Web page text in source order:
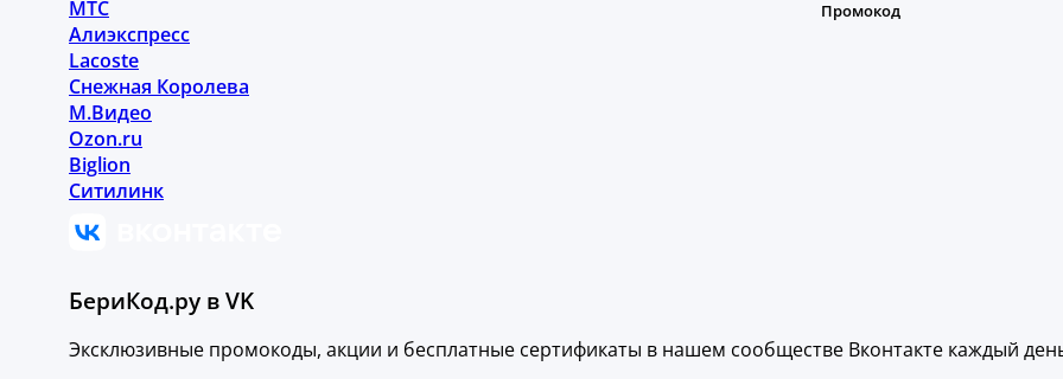
МТС
Алиэкспресс
Lacoste
Снежная Королева
М.Видео
Ozon.ru
Biglion
Ситилинк
БериКод.ру в VK
Эксклюзивные промокоды, акции и бесплатные сертификаты в нашем сообществе Вконтакте каждый